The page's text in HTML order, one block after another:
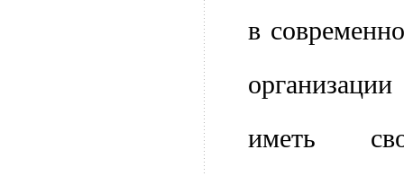
в
иметь